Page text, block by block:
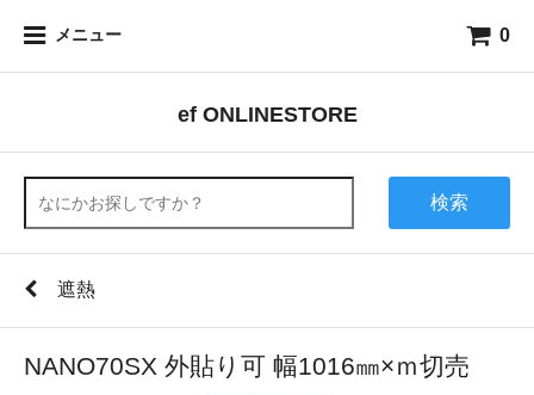
メニュー 0
ef ONLINESTORE
検索
遮熱
NANO70SX 外貼り可 幅1016㎜×ｍ切売